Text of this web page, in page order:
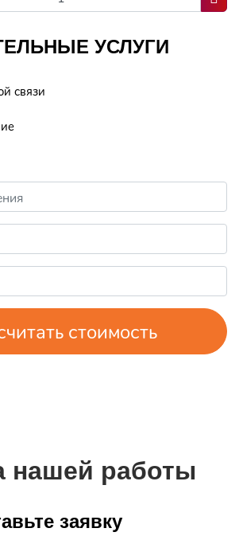
УСЛУГИ
связи
стоимость
нашей работы
заявку